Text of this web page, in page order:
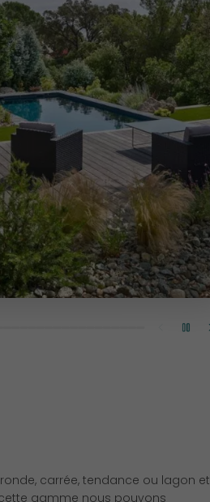
carrée, tendance ou lagon et
gamme nous pouvons